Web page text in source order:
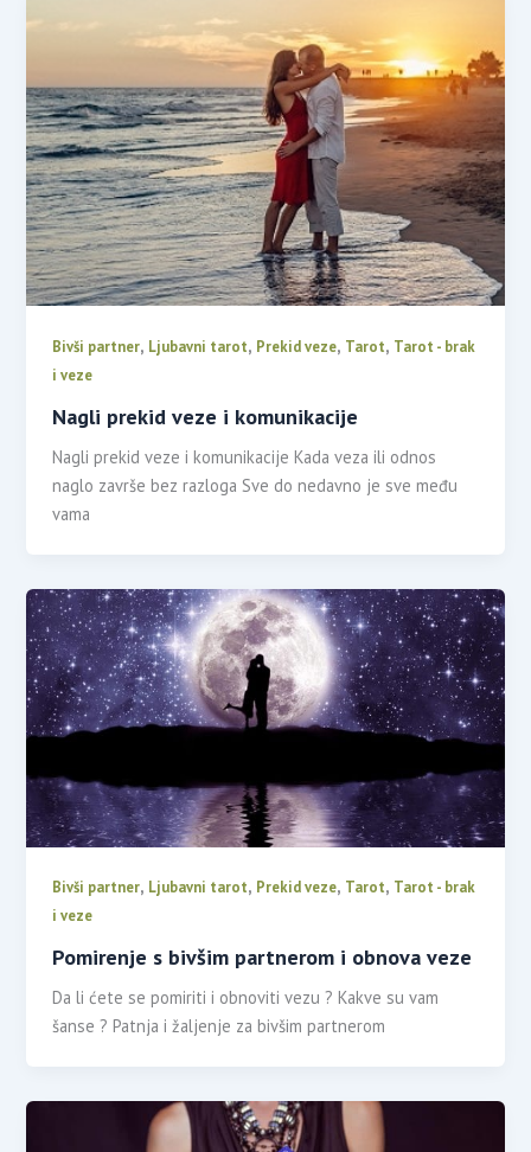
Bivši partner, Ljubavni tarot, Prekid veze, Tarot, Tarot - brak
i veze
Nagli prekid veze i komunikacije
Nagli prekid veze i komunikacije Kada veza ili odnos
naglo završe bez razloga Sve do nedavno je sve među
vama
Bivši partner, Ljubavni tarot, Prekid veze, Tarot, Tarot - brak
i veze
Pomirenje s bivšim partnerom i obnova veze
Da li ćete se pomiriti i obnoviti vezu ? Kakve su vam
šanse ? Patnja i žaljenje za bivšim partnerom